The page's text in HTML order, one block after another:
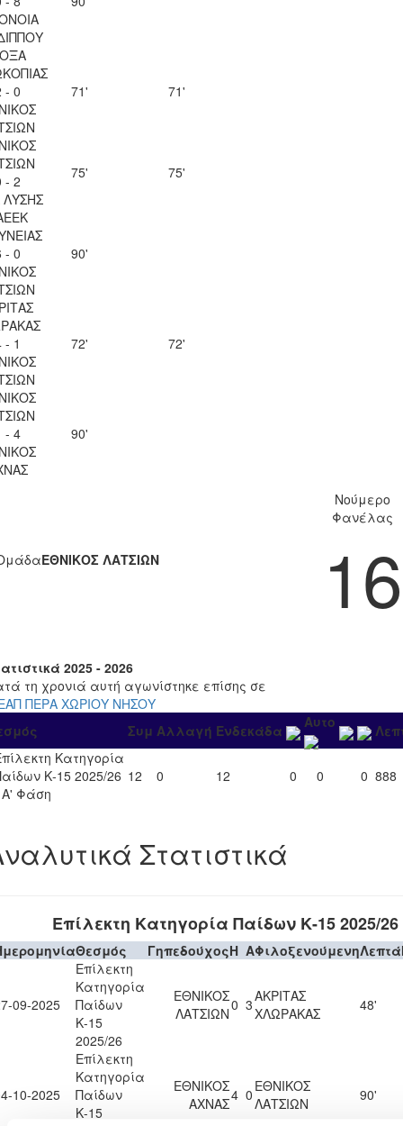
- 0
71' 71'
- 2
ΛΥΣΗΣ
75' 75'
- 0
90'
- 1
72' 72'
- 4
90'
ΕΘΝΙΚΟΣ ΛΑΤΣΙΩΝ
Νούμερο
Φανέλας
16
2025 - 2026
τη χρονιά αυτή αγωνίστηκε επίσης σε
ΠΕΡΑ ΧΩΡΙΟΥ ΝΗΣΟΥ
Συμ Αλλαγή Ενδεκάδα Αυτο
Κατηγορία
Κ-15 2025/26
Φάση
12 0 12 0 0 0 888
Στατιστικά
Επίλεκτη Κατηγορία Παίδων Κ-15 2025/26
Θεσμός ΓηπεδούχοςH AΦιλοξενούμενηΛεπτά
09-2025
Επίλεκτη
Κατηγορία
Παίδων
Κ-15
2025/26
ΕΘΝΙΚΟΣ
ΛΑΤΣΙΩΝ0 3ΑΚΡΙΤΑΣ
ΧΛΩΡΑΚΑΣ
48'
10-2025
Επίλεκτη
Κατηγορία
Παίδων
Κ-15
ΕΘΝΙΚΟΣ
ΑΧΝΑΣ4 0 ΕΘΝΙΚΟΣ
ΛΑΤΣΙΩΝ
90'